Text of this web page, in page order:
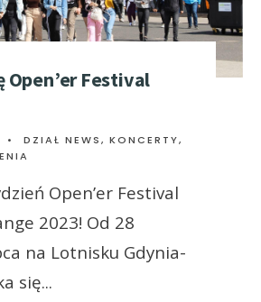
Open’er Festival
• DZIAŁ NEWS, KONCERTY,
Open’er Festival
2023! Od 28
na Lotnisku Gdynia-
się...